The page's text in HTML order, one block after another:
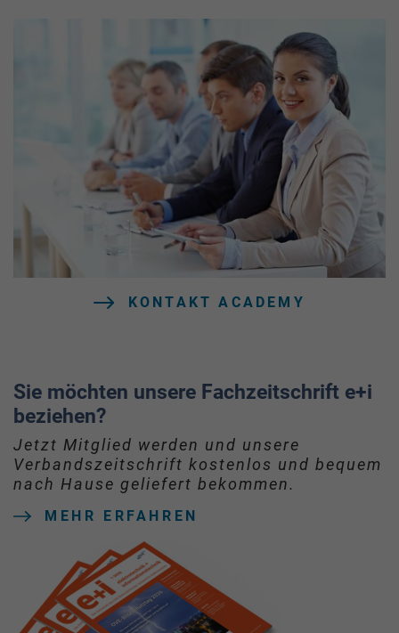
KONTAKT ACADEMY
Sie möchten unsere Fachzeitschrift e+i
beziehen?
Jetzt Mitglied werden und unsere
Verbandszeitschrift kostenlos und bequem
nach Hause geliefert bekommen.
MEHR ERFAHREN